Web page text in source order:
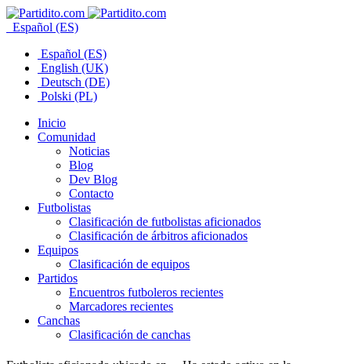
Español (ES)
Español (ES)
English (UK)
Deutsch (DE)
Polski (PL)
Inicio
Comunidad
Noticias
Blog
Dev Blog
Contacto
Futbolistas
Clasificación de futbolistas aficionados
Clasificación de árbitros aficionados
Equipos
Clasificación de equipos
Partidos
Encuentros futboleros recientes
Marcadores recientes
Canchas
Clasificación de canchas